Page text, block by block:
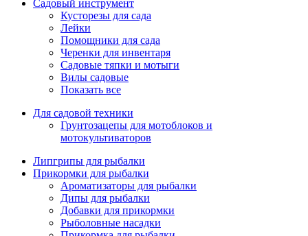
Садовый инструмент
Кусторезы для сада
Лейки
Помощники для сада
Черенки для инвентаря
Садовые тяпки и мотыги
Вилы садовые
Показать все
Для садовой техники
Грунтозацепы для мотоблоков и
мотокультиваторов
Липгрипы для рыбалки
Прикормки для рыбалки
Ароматизаторы для рыбалки
Дипы для рыбалки
Добавки для прикормки
Рыболовные насадки